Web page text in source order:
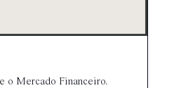
o Mercado Financeiro.